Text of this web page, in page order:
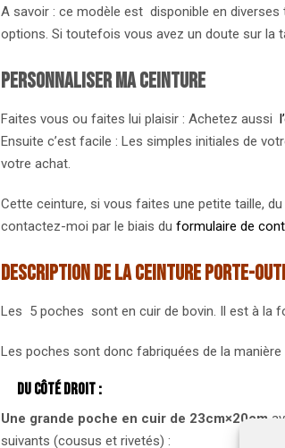
A savoir : ce modèle est disponible en
options. Si toutefois vous avez un doute sur la
Personnaliser ma ceinture
Faites vous ou faites lui plaisir : Achetez aussi
Ensuite c’est facile : Les simples initiales de
votre achat.
Cette ceinture, si vous faites une petite taille,
contactez-moi par le biais du formulaire de
Description de la ceinture porte-
Les 5 poches sont en cuir de bovin. Il est à la
Les poches sont donc fabriquées de la
Du côté droit :
Une grande poche en cuir de 23cm×20cm
suivants (cousus et rivetés) :